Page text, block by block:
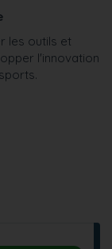
les outils et
l'innovation